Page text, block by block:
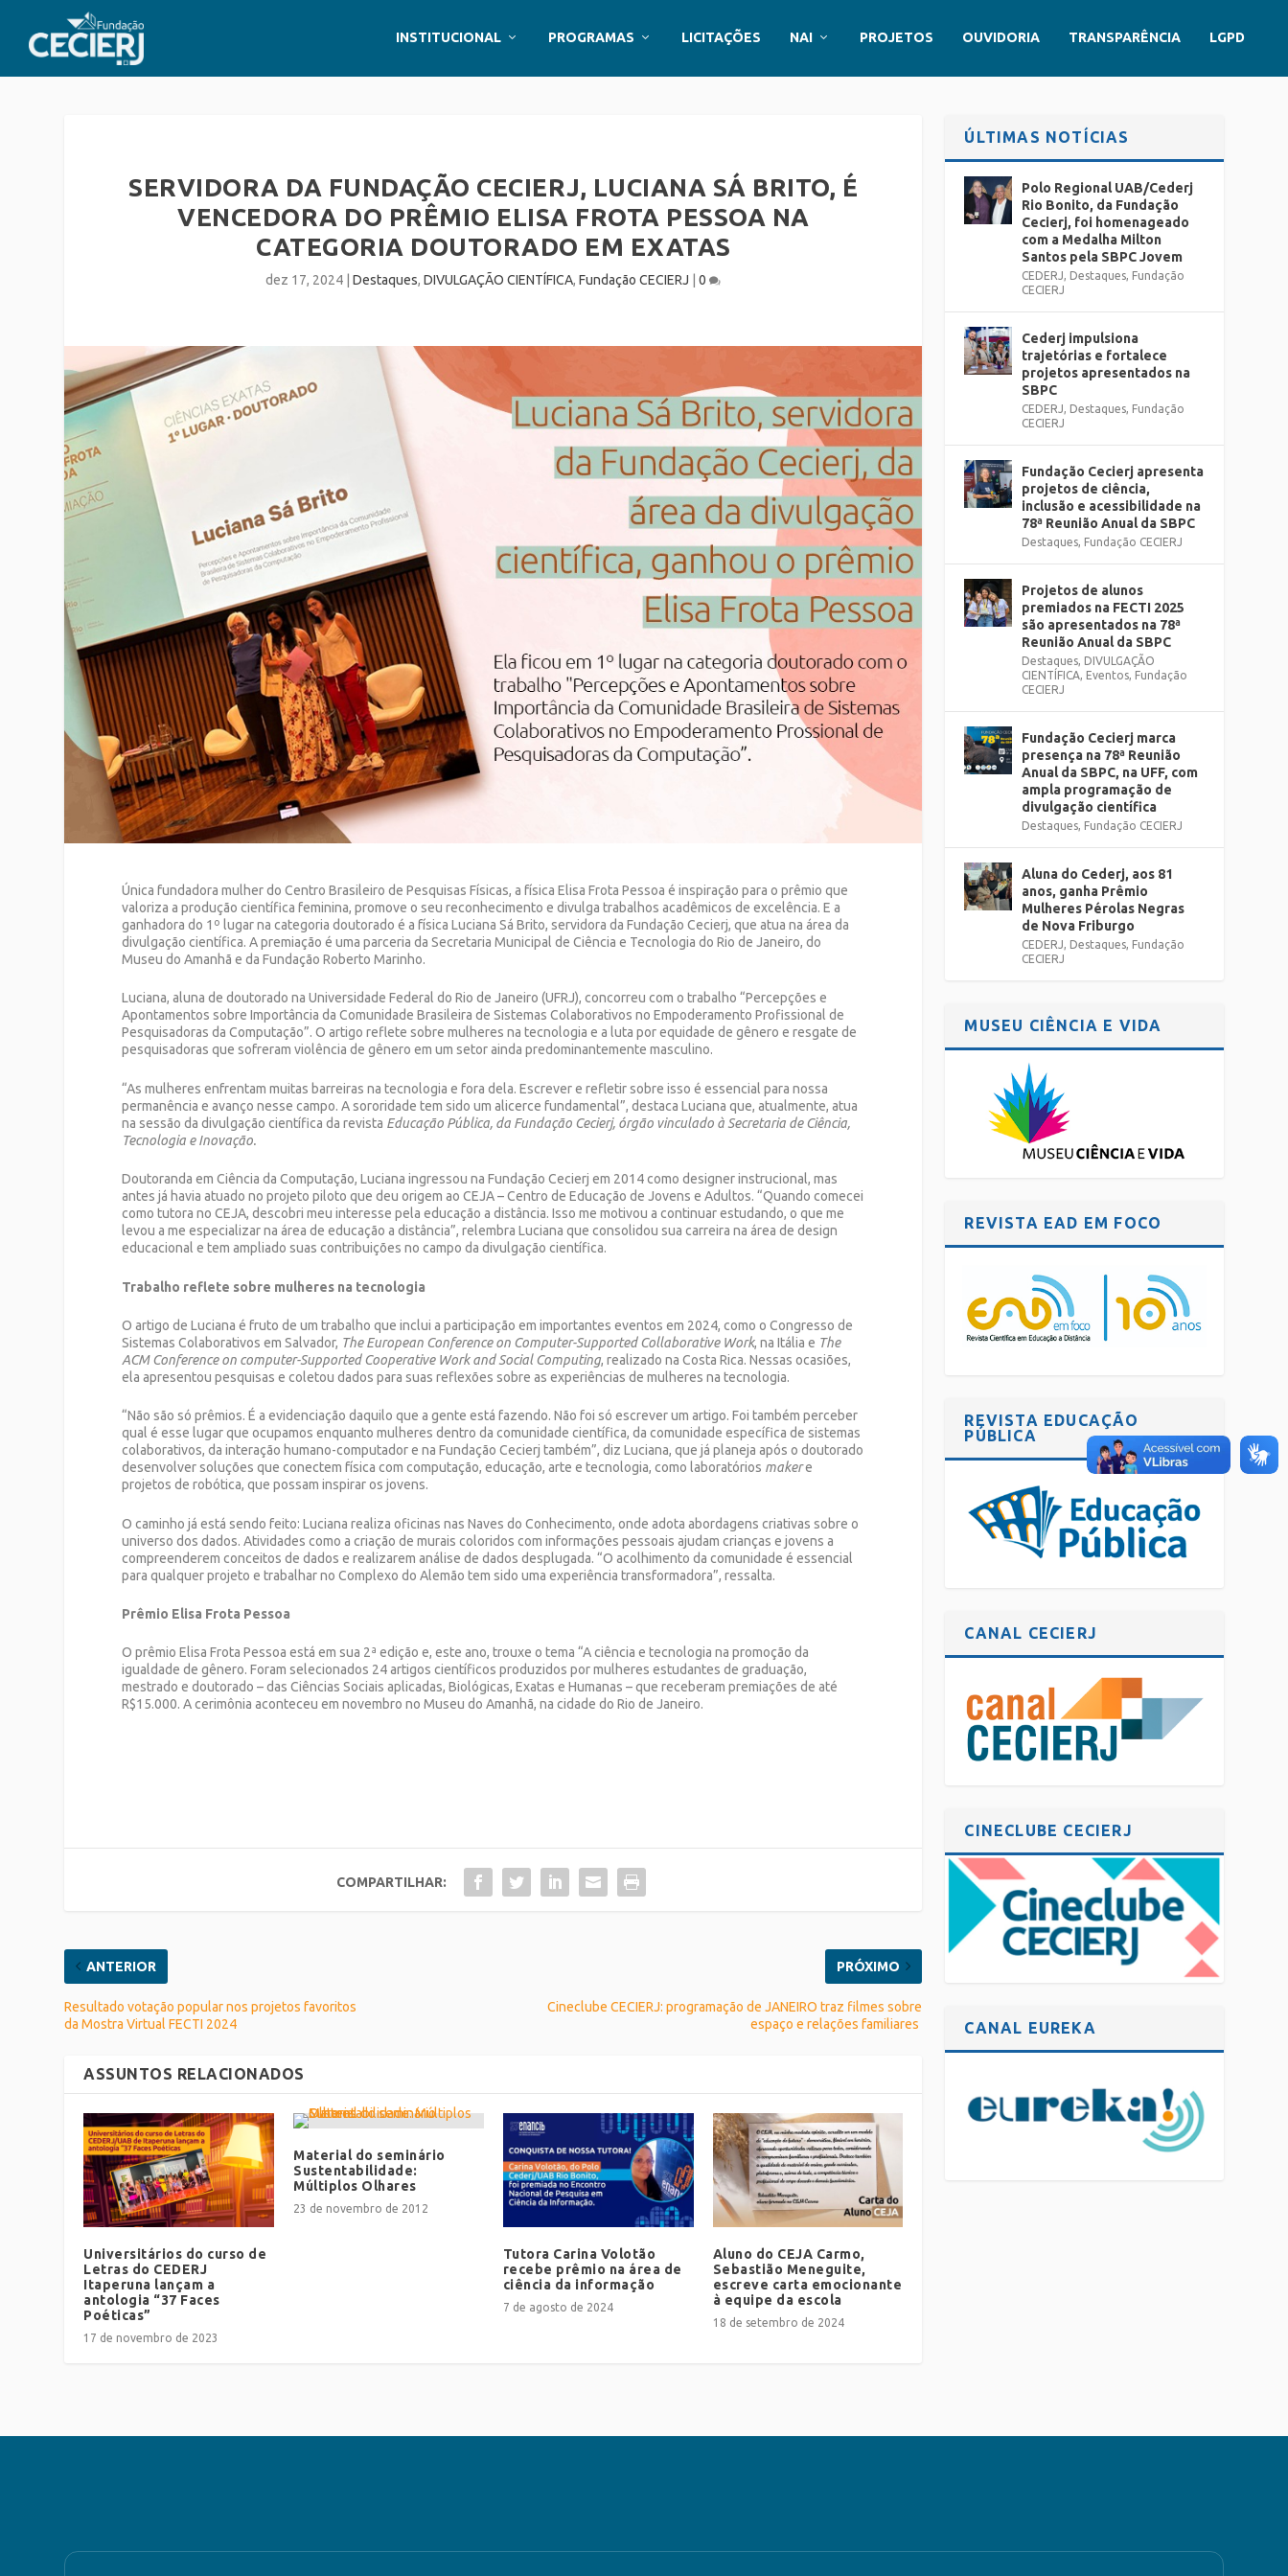
INSTITUCIONAL PROGRAMAS LICITAÇÕES NAI PROJETOS OUVIDORIA TRANSPARÊNCIA LGPD
SERVIDORA DA FUNDAÇÃO CECIERJ, LUCIANA SÁ BRITO, É
VENCEDORA DO PRÊMIO ELISA FROTA PESSOA NA
CATEGORIA DOUTORADO EM EXATAS
dez 17, 2024 |Destaques,DIVULGAÇÃO CIENTÍFICA,Fundação CECIERJ |0
Única fundadora mulher do Centro Brasileiro de Pesquisas Físicas, a física Elisa Frota Pessoa é inspiração para o prêmio que
valoriza a produção científica feminina, promove o seu reconhecimento e divulga trabalhos acadêmicos de excelência. E a
ganhadora do 1º lugar na categoria doutorado é a física Luciana Sá Brito, servidora da Fundação Cecierj, que atua na área da
divulgação científica. A premiação é uma parceria da Secretaria Municipal de Ciência e Tecnologia do Rio de Janeiro, do
Museu do Amanhã e da Fundação Roberto Marinho.
Luciana, aluna de doutorado na Universidade Federal do Rio de Janeiro (UFRJ), concorreu com o trabalho “Percepções e
Apontamentos sobre Importância da Comunidade Brasileira de Sistemas Colaborativos no Empoderamento Profissional de
Pesquisadoras da Computação”. O artigo reflete sobre mulheres na tecnologia e a luta por equidade de gênero e resgate de
pesquisadoras que sofreram violência de gênero em um setor ainda predominantemente masculino.
“As mulheres enfrentam muitas barreiras na tecnologia e fora dela. Escrever e refletir sobre isso é essencial para nossa
permanência e avanço nesse campo. A sororidade tem sido um alicerce fundamental”, destaca Luciana que, atualmente, atua
na sessão da divulgação científica da revista Educação Pública, da Fundação Cecierj, órgão vinculado à Secretaria de Ciência,
Tecnologia e Inovação.
Doutoranda em Ciência da Computação, Luciana ingressou na Fundação Cecierj em 2014 como designer instrucional, mas
antes já havia atuado no projeto piloto que deu origem ao CEJA – Centro de Educação de Jovens e Adultos. “Quando comecei
como tutora no CEJA, descobri meu interesse pela educação a distância. Isso me motivou a continuar estudando, o que me
levou a me especializar na área de educação a distância”, relembra Luciana que consolidou sua carreira na área de design
educacional e tem ampliado suas contribuições no campo da divulgação científica.
Trabalho reflete sobre mulheres na tecnologia
O artigo de Luciana é fruto de um trabalho que inclui a participação em importantes eventos em 2024, como o Congresso de
Sistemas Colaborativos em Salvador, The European Conference on Computer-Supported Collaborative Work, na Itália e The
ACM Conference on computer-Supported Cooperative Work and Social Computing, realizado na Costa Rica. Nessas ocasiões,
ela apresentou pesquisas e coletou dados para suas reflexões sobre as experiências de mulheres na tecnologia.
“Não são só prêmios. É a evidenciação daquilo que a gente está fazendo. Não foi só escrever um artigo. Foi também perceber
qual é esse lugar que ocupamos enquanto mulheres dentro da comunidade científica, da comunidade específica de sistemas
colaborativos, da interação humano-computador e na Fundação Cecierj também”, diz Luciana, que já planeja após o doutorado
desenvolver soluções que conectem física com computação, educação, arte e tecnologia, como laboratórios makere
projetos de robótica, que possam inspirar os jovens.
O caminho já está sendo feito: Luciana realiza oficinas nas Naves do Conhecimento, onde adota abordagens criativas sobre o
universo dos dados. Atividades como a criação de murais coloridos com informações pessoais ajudam crianças e jovens a
compreenderem conceitos de dados e realizarem análise de dados desplugada. “O acolhimento da comunidade é essencial
para qualquer projeto e trabalhar no Complexo do Alemão tem sido uma experiência transformadora”, ressalta.
Prêmio Elisa Frota Pessoa
O prêmio Elisa Frota Pessoa está em sua 2ª edição e, este ano, trouxe o tema “A ciência e tecnologia na promoção da
igualdade de gênero. Foram selecionados 24 artigos científicos produzidos por mulheres estudantes de graduação,
mestrado e doutorado – das Ciências Sociais aplicadas, Biológicas, Exatas e Humanas – que receberam premiações de até
R$15.000. A cerimônia aconteceu em novembro no Museu do Amanhã, na cidade do Rio de Janeiro.
COMPARTILHAR:
ANTERIOR
Resultado votação popular nos projetos favoritos
da Mostra Virtual FECTI 2024
PRÓXIMO
Cineclube CECIERJ: programação de JANEIRO traz filmes sobre
espaço e relações familiares
ASSUNTOS RELACIONADOS
Universitários do curso de
Letras do CEDERJ
Itaperuna lançam a
antologia “37 Faces
Poéticas”
17 de novembro de 2023
Material do seminário
Sustentabilidade:
Múltiplos Olhares
23 de novembro de 2012
Tutora Carina Volotão
recebe prêmio na área de
ciência da informação
7 de agosto de 2024
Aluno do CEJA Carmo,
Sebastião Meneguite,
escreve carta emocionante
à equipe da escola
18 de setembro de 2024
ÚLTIMAS NOTÍCIAS
Polo Regional UAB/Cederj
Rio Bonito, da Fundação
Cecierj, foi homenageado
com a Medalha Milton
Santos pela SBPC Jovem
CEDERJ, Destaques, Fundação
CECIERJ
Cederj impulsiona
trajetórias e fortalece
projetos apresentados na
SBPC
CEDERJ, Destaques, Fundação
CECIERJ
Fundação Cecierj apresenta
projetos de ciência,
inclusão e acessibilidade na
78ª Reunião Anual da SBPC
Destaques, Fundação CECIERJ
Projetos de alunos
premiados na FECTI 2025
são apresentados na 78ª
Reunião Anual da SBPC
Destaques, DIVULGAÇÃO
CIENTÍFICA, Eventos, Fundação
CECIERJ
Fundação Cecierj marca
presença na 78ª Reunião
Anual da SBPC, na UFF, com
ampla programação de
divulgação científica
Destaques, Fundação CECIERJ
Aluna do Cederj, aos 81
anos, ganha Prêmio
Mulheres Pérolas Negras
de Nova Friburgo
CEDERJ, Destaques, Fundação
CECIERJ
MUSEU CIÊNCIA E VIDA
REVISTA EAD EM FOCO
REVISTA EDUCAÇÃO
PÚBLICA
CANAL CECIERJ
CINECLUBE CECIERJ
CANAL EUREKA